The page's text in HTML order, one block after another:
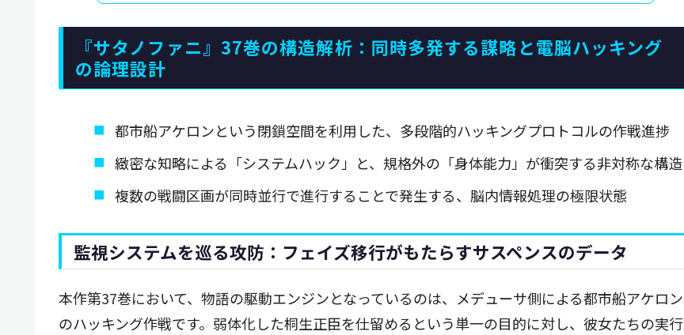
『サタノファニ』37巻の構造解析：同時多発する謀略と電脳ハッキング
の論理設計
都市船アケロンという閉鎖空間を利用した、多段階的ハッキングプロトコルの作戦進捗
緻密な知略による「システムハック」と、規格外の「身体能力」が衝突する非対称な構造
複数の戦闘区画が同時並行で進行することで発生する、脳内情報処理の極限状態
監視システムを巡る攻防：フェイズ移行がもたらすサスペンスのデータ
本作第37巻において、物語の駆動エンジンとなっているのは、メデューサ側による都市船アケロン
のハッキング作戦です。弱体化した桐生正臣を仕留めるという単一の目的に対し、彼女たちの実行